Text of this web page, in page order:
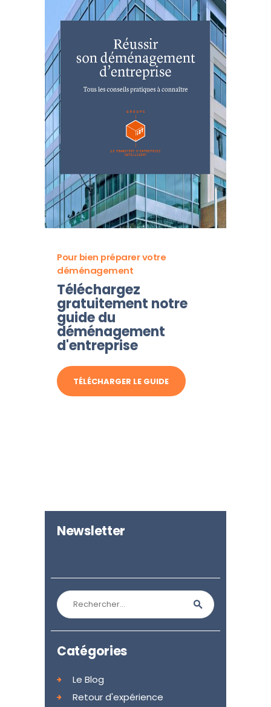
Pour bien préparer votre
déménagement
Téléchargez
gratuitement notre
guide du
déménagement
d'entreprise
TÉLÉCHARGER LE GUIDE
Newsletter
Rechercher :
Catégories
Le Blog
Retour d'expérience